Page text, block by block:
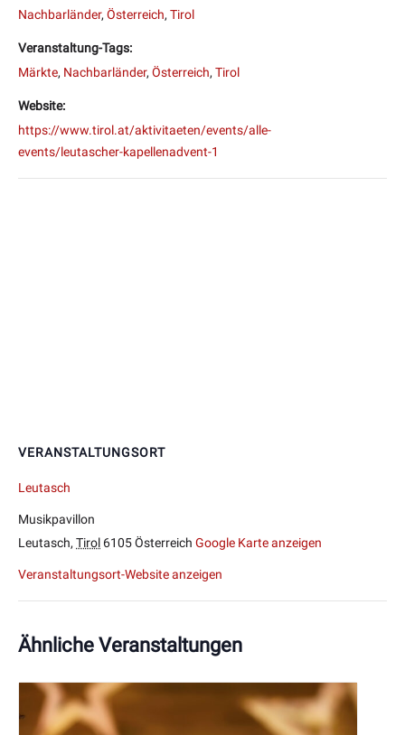
Nachbarländer, Österreich, Tirol
Veranstaltung-Tags:
Märkte, Nachbarländer, Österreich, Tirol
Website:
https://www.tirol.at/aktivitaeten/events/alle-
events/leutascher-kapellenadvent-1
VERANSTALTUNGSORT
Leutasch
Musikpavillon
Leutasch, Tirol 6105Österreich Google Karte anzeigen
Veranstaltungsort-Website anzeigen
Ähnliche Veranstaltungen